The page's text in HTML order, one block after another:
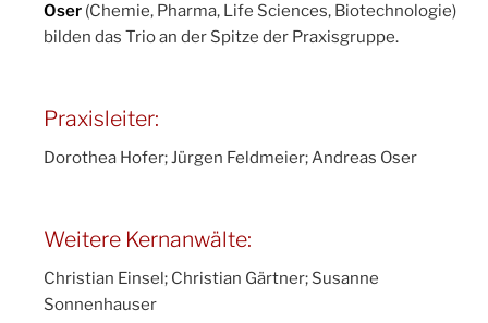
Oser(Chemie, Pharma, Life Sciences, Biotechnologie)
bilden das Trio an der Spitze der Praxisgruppe.
Praxisleiter:
Dorothea Hofer; Jürgen Feldmeier; Andreas Oser
Weitere Kernanwälte:
Christian Einsel; Christian Gärtner; Susanne
Sonnenhauser